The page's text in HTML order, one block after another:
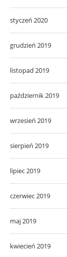
styczeń 2020
grudzień 2019
listopad 2019
październik 2019
wrzesień 2019
sierpień 2019
lipiec 2019
czerwiec 2019
maj 2019
kwiecień 2019